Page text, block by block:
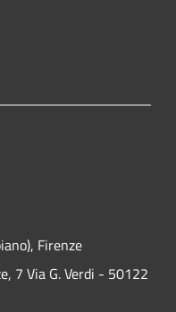
Firenze
7 Via G. Verdi - 50122